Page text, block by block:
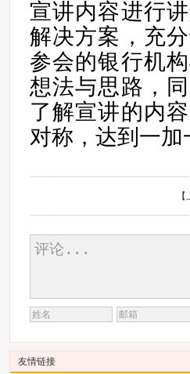
宣讲内容进行
解决方案，充
参会的银行机
想法与思路，
了解宣讲的内
对称，达到一
【
友情链接